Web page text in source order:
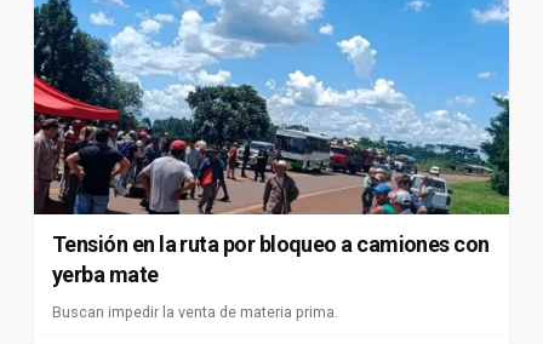
Tensión en la ruta por bloqueo a camiones con
yerba mate
Buscan impedir la venta de materia prima.